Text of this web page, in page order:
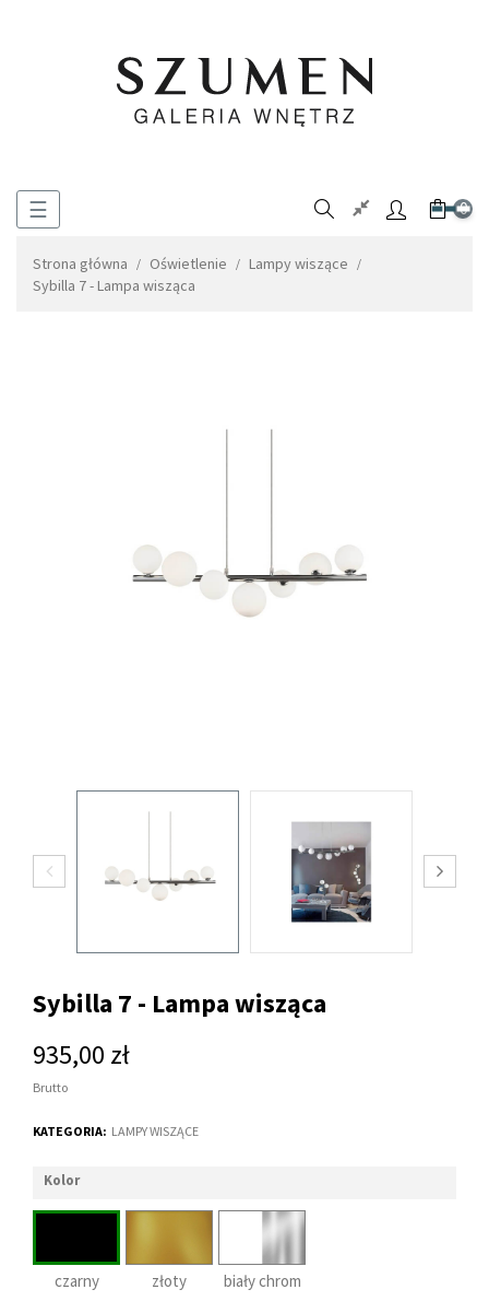
Toggle
☰ 0
Strona główna Oświetlenie
Lampy wiszące
Sybilla 7 - Lampa wisząca
Sybilla 7 - Lampa wisząca
935,00 zł
Brutto
KATEGORIA: LAMPY WISZĄCE
Kolor
czarny złoty biały chrom